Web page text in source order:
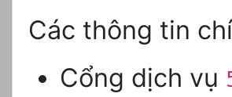
Các thông tin
Cổng dịch vụ